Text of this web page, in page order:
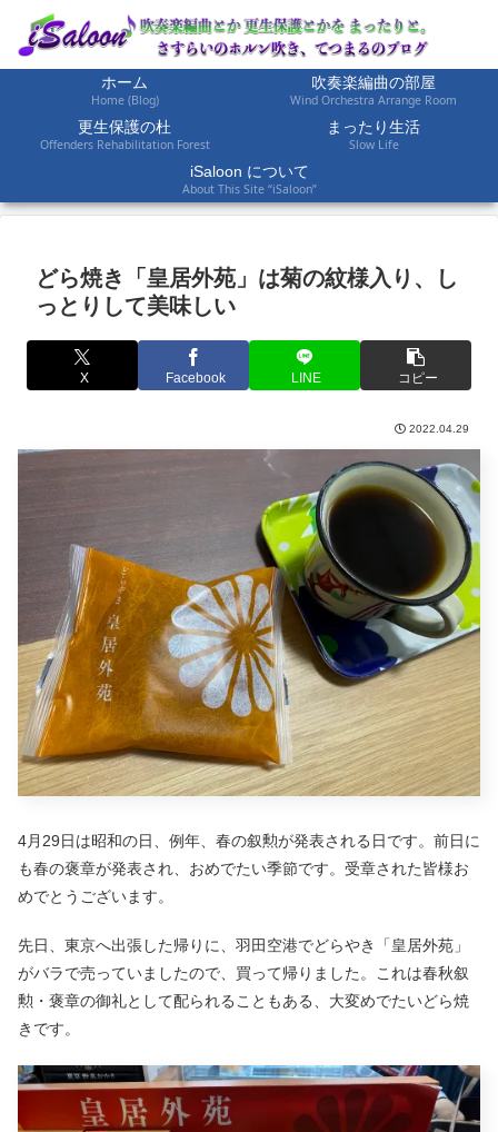
ホーム
Home (Blog)
吹奏楽編曲の部屋
Wind Orchestra Arrange Room
更生保護の杜
Offenders Rehabilitation Forest
まったり生活
Slow Life
iSaloon について
About This Site “iSaloon”
どら焼き「皇居外苑」は菊の紋様入り、し
っとりして美味しい
X Facebook LINE コピー
2022.04.29
4月29日は昭和の日、例年、春の叙勲が発表される日です。前日に
も春の褒章が発表され、おめでたい季節です。受章された皆様お
めでとうございます。
先日、東京へ出張した帰りに、羽田空港でどらやき「皇居外苑」
がバラで売っていましたので、買って帰りました。これは春秋叙
勲・褒章の御礼として配られることもある、大変めでたいどら焼
きです。